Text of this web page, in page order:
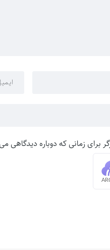
برای زمانی که دوباره دیدگاهی